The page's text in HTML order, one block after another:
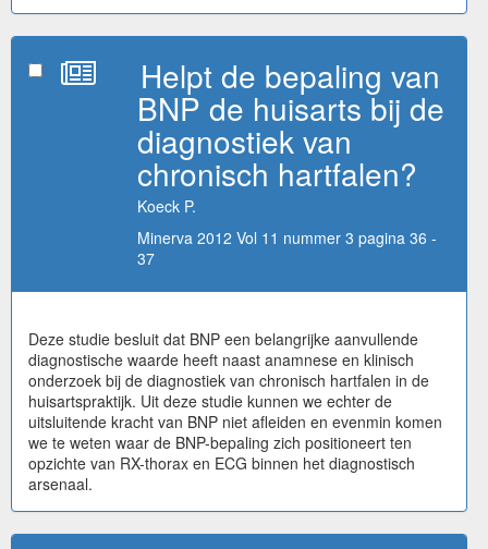
Helpt de bepaling van
BNP de huisarts bij de
diagnostiek van
chronisch hartfalen?
Koeck P.
Minerva 2012 Vol 11 nummer 3 pagina 36 -
37
Deze studie besluit dat BNP een belangrijke aanvullende
diagnostische waarde heeft naast anamnese en klinisch
onderzoek bij de diagnostiek van chronisch hartfalen in de
huisartspraktijk. Uit deze studie kunnen we echter de
uitsluitende kracht van BNP niet afleiden en evenmin komen
we te weten waar de BNP-bepaling zich positioneert ten
opzichte van RX-thorax en ECG binnen het diagnostisch
arsenaal.